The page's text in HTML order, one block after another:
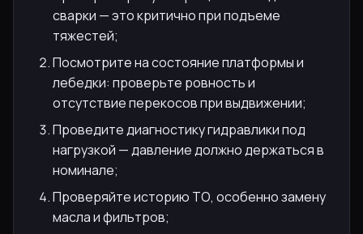
сварки — это критично при подъеме
тяжестей;
Посмотрите на состояние платформы и
лебедки: проверьте ровность и
отсутствие перекосов при выдвижении;
Проведите диагностику гидравлики под
нагрузкой — давление должно держаться в
номинале;
Проверяйте историю ТО, особенно замену
масла и фильтров;